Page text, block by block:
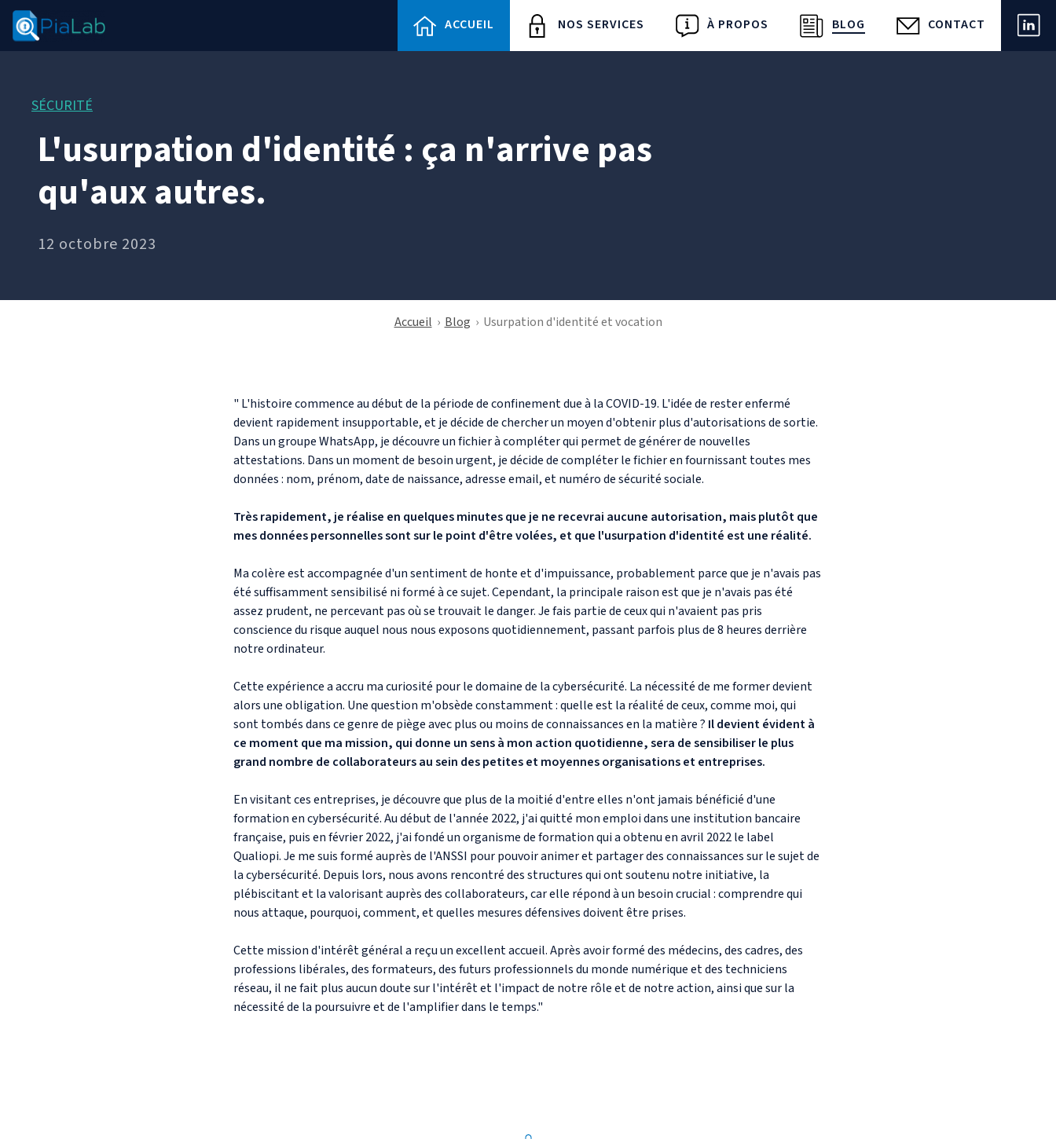
ACCUEIL NOS SERVICES À PROPOS BLOG CONTACT
SÉCURITÉ
L'usurpation d'identité : ça n'arrive pas
qu'aux autres.
12 octobre 2023
Accueil › Blog › Usurpation d'identité et vocation
" L'histoire commence au début de la période de confinement due à la COVID-19. L'idée de rester enfermé
devient rapidement insupportable, et je décide de chercher un moyen d'obtenir plus d'autorisations de sortie.
Dans un groupe WhatsApp, je découvre un fichier à compléter qui permet de générer de nouvelles
attestations. Dans un moment de besoin urgent, je décide de compléter le fichier en fournissant toutes mes
données : nom, prénom, date de naissance, adresse email, et numéro de sécurité sociale.
Très rapidement, je réalise en quelques minutes que je ne recevrai aucune autorisation, mais plutôt que
mes données personnelles sont sur le point d'être volées, et que l'usurpation d'identité est une réalité.
Ma colère est accompagnée d'un sentiment de honte et d'impuissance, probablement parce que je n'avais pas
été suffisamment sensibilisé ni formé à ce sujet. Cependant, la principale raison est que je n'avais pas été
assez prudent, ne percevant pas où se trouvait le danger. Je fais partie de ceux qui n'avaient pas pris
conscience du risque auquel nous nous exposons quotidiennement, passant parfois plus de 8 heures derrière
notre ordinateur.
Cette expérience a accru ma curiosité pour le domaine de la cybersécurité. La nécessité de me former devient
alors une obligation. Une question m'obsède constamment : quelle est la réalité de ceux, comme moi, qui
sont tombés dans ce genre de piège avec plus ou moins de connaissances en la matière ? Il devient évident à
ce moment que ma mission, qui donne un sens à mon action quotidienne, sera de sensibiliser le plus
grand nombre de collaborateurs au sein des petites et moyennes organisations et entreprises.
En visitant ces entreprises, je découvre que plus de la moitié d'entre elles n'ont jamais bénéficié d'une
formation en cybersécurité. Au début de l'année 2022, j'ai quitté mon emploi dans une institution bancaire
française, puis en février 2022, j'ai fondé un organisme de formation qui a obtenu en avril 2022 le label
Qualiopi. Je me suis formé auprès de l'ANSSI pour pouvoir animer et partager des connaissances sur le sujet de
la cybersécurité. Depuis lors, nous avons rencontré des structures qui ont soutenu notre initiative, la
plébiscitant et la valorisant auprès des collaborateurs, car elle répond à un besoin crucial : comprendre qui
nous attaque, pourquoi, comment, et quelles mesures défensives doivent être prises.
Cette mission d'intérêt général a reçu un excellent accueil. Après avoir formé des médecins, des cadres, des
professions libérales, des formateurs, des futurs professionnels du monde numérique et des techniciens
réseau, il ne fait plus aucun doute sur l'intérêt et l'impact de notre rôle et de notre action, ainsi que sur la
nécessité de la poursuivre et de l'amplifier dans le temps."